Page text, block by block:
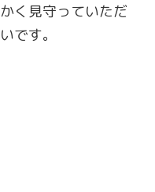
く見守っていただ
です。